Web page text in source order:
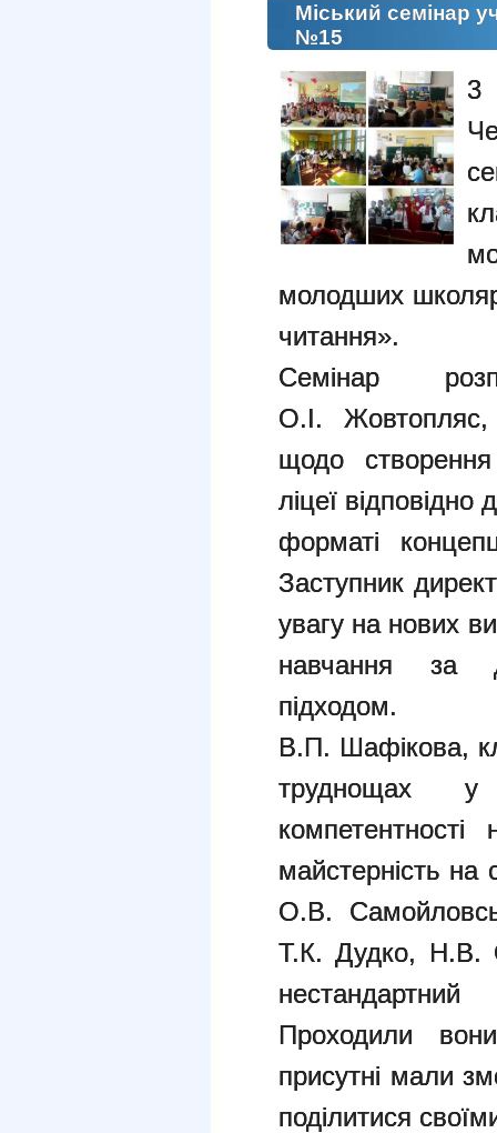
Міський семінар
№15
3
молодших
читання».
Семінар
О.І.
щодо
ліцеї
форматі
Заступник
увагу на нових
навчання за
підходом.
В.П. Шафікова,
труднощах у
майстерність на
О.В.
Т.К. Дудко, Н.В.
Проходили
присутні мали
поділитися